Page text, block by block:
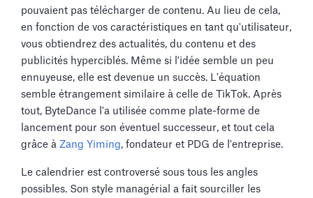
pouvaient pas télécharger de contenu. Au lieu de cela,
en fonction de vos caractéristiques en tant qu'utilisateur,
vous obtiendrez des actualités, du contenu et des
publicités hyperciblés. Même si l'idée semble un peu
ennuyeuse, elle est devenue un succès. L'équation
semble étrangement similaire à celle de TikTok. Après
tout, ByteDance l'a utilisée comme plate-forme de
lancement pour son éventuel successeur, et tout cela
grâce à Zang Yiming, fondateur et PDG de l'entreprise.
Le calendrier est controversé sous tous les angles
possibles. Son style managérial a fait sourciller les